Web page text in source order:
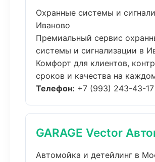
Охранные системы и
Иваново
Премиальный сервис
системы и сигнализации в
Комфорт для клиентов,
сроков и качества на
Телефон: +7 (993) 243-43-17
GARAGE Vector
Автомойка и детейлинг в